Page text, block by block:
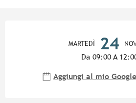
MARTEDÌ 24
Da 09:00 A
Aggiungi al mio